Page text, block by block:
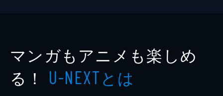
マンガもアニメも楽しめ
る！ U-NEXTとは